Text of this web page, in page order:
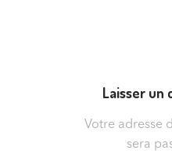
Laisser un
Votre adresse
sera